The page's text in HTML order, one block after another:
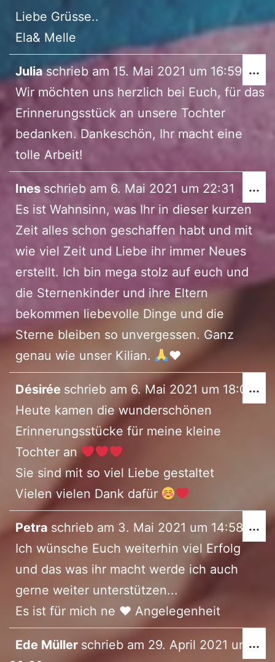
Liebe Grüsse..
Ela& Melle
Juliaschrieb am 15. Mai 2021 um 16:59
Wir möchten uns herzlich bei Euch, für das
Erinnerungsstück an unsere Tochter
bedanken. Dankeschön, Ihr macht eine
tolle Arbeit!
...
Ines schrieb am 6. Mai 2021 um 22:31
Es ist Wahnsinn, was Ihr in dieser kurzen
Zeit alles schon geschaffen habt und mit
wie viel Zeit und Liebe ihr immer Neues
erstellt. Ich bin mega stolz auf euch und
die Sternenkinder und ihre Eltern
bekommen liebevolle Dinge und die
Sterne bleiben so unvergessen. Ganz
genau wie unser Kilian.
♥️
...
Désirée schrieb am 6. Mai 2021 um 18:05
Heute kamen die wunderschönen
Erinnerungsstücke für meine kleine
Tochter an
Sie sind mit so viel Liebe gestaltet
Vielen vielen Dank dafür
...
Petra schrieb am 3. Mai 2021 um 14:58
Ich wünsche Euch weiterhin viel Erfolg
und das was ihr macht werde ich auch
gerne weiter unterstützen...
Es ist für mich ne ♥️ Angelegenheit
...
Ede Müller schrieb am 29. April 2021 um ...